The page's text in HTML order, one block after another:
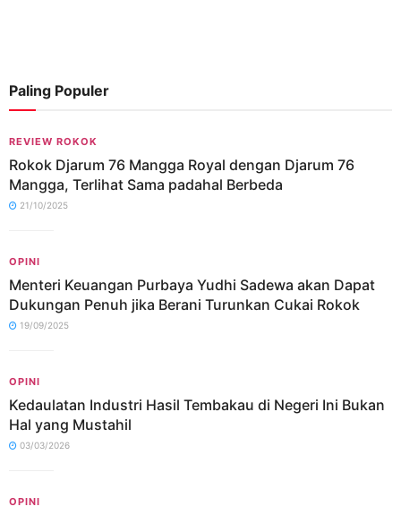
Paling Populer
REVIEW ROKOK
Rokok Djarum 76 Mangga Royal dengan Djarum 76
Mangga, Terlihat Sama padahal Berbeda
21/10/2025
OPINI
Menteri Keuangan Purbaya Yudhi Sadewa akan Dapat
Dukungan Penuh jika Berani Turunkan Cukai Rokok
19/09/2025
OPINI
Kedaulatan Industri Hasil Tembakau di Negeri Ini Bukan
Hal yang Mustahil
03/03/2026
OPINI